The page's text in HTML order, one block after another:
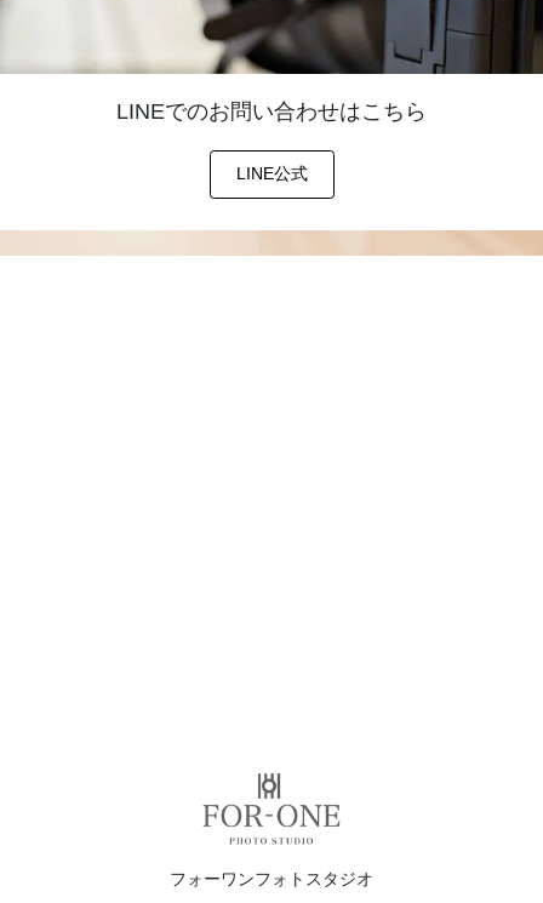
LINEでのお問い合わせはこちら
LINE公式
フォーワンフォトスタジオ